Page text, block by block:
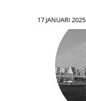
17 JANUARI 2025